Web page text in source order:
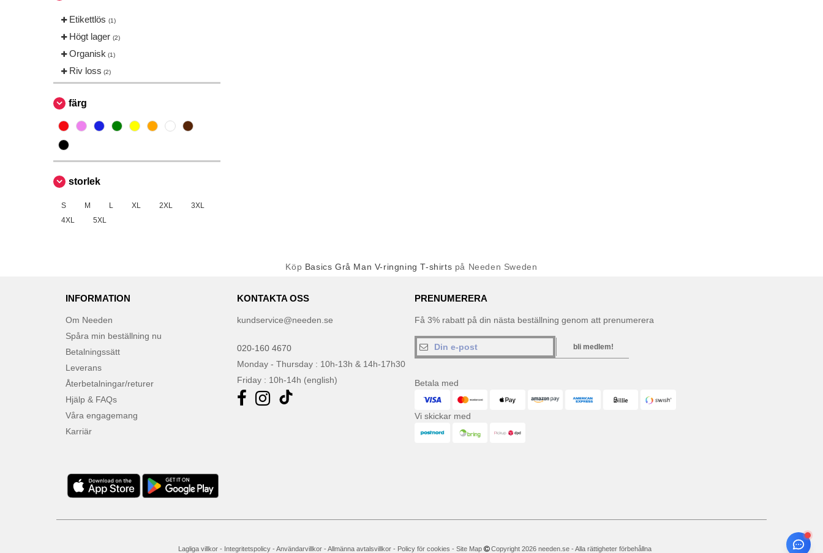
Etikettlös (1)
Högt lager (2)
Organisk (1)
Riv loss (2)
färg
storlek
S M L XL 2XL
3XL
4XL
5XL
Köp Basics Grå Man V-ringning T-shirts på Needen Sweden
INFORMATION
Om Needen
Spåra min beställning nu
Betalningssätt
Leverans
Återbetalningar/returer
Hjälp & FAQs
Våra engagemang
Karriär
KONTAKTA OSS
kundservice@needen.se
020-160 4670
Monday - Thursday : 10h-13h & 14h-17h30
Friday : 10h-14h (english)
PRENUMERERA
Få 3% rabatt på din nästa beställning genom att prenumerera
bli medlem!
Betala med
Vi skickar med
Lagliga villkor- Integritetspolicy- Användarvillkor- Allmänna avtalsvillkor- Policy för cookies - Site Map Copyright 2026 needen.se - Alla rättigheter förbehållna